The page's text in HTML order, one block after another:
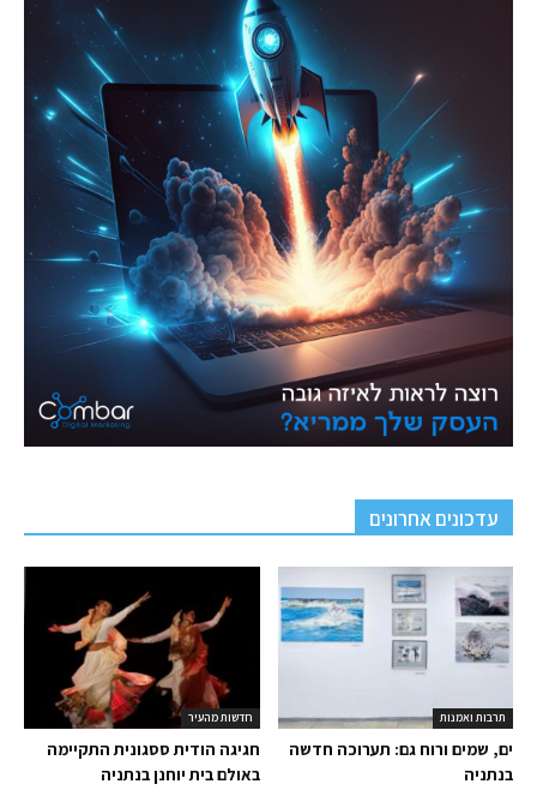
עדכונים אחרונים
חדשות מהעיר
חגיגה הודית ססגונית התקיימה
באולם בית יוחנן בנתניה
תרבות ואמנות
ים, שמים ורוח גם: תערוכה חדשה
בנתניה